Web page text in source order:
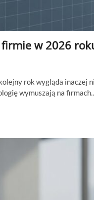
w 2026
rok wygląda inaczej
wymuszają na